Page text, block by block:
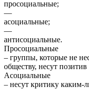
просоциальные;
—
асоциальные;
—
антисоциальные.
Просоциальные
– группы, которые не
обществу, несут
Асоциальные
– несут критику каким-